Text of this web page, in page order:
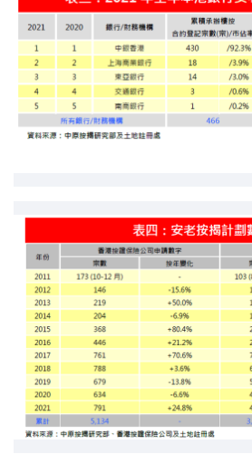
统计数据库
按揭快趣智识
按揭智库
按揭百科
实时银行资讯
装修·保险优惠
免费装修转介服务
装修设计专栏
火险、家居、宠物保险